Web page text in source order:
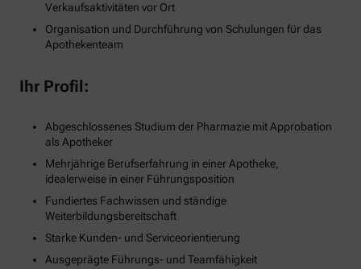
Verkaufsaktivitäten vor Ort
Organisation und Durchführung von Schulungen für das
Apothekenteam
Ihr Profil:
Abgeschlossenes Studium der Pharmazie mit Approbation
als Apotheker
Mehrjährige Berufserfahrung in einer Apotheke,
idealerweise in einer Führungsposition
Fundiertes Fachwissen und ständige
Weiterbildungsbereitschaft
Starke Kunden- und Serviceorientierung
Ausgeprägte Führungs- und Teamfähigkeit